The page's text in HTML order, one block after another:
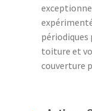
toiture et
couverture